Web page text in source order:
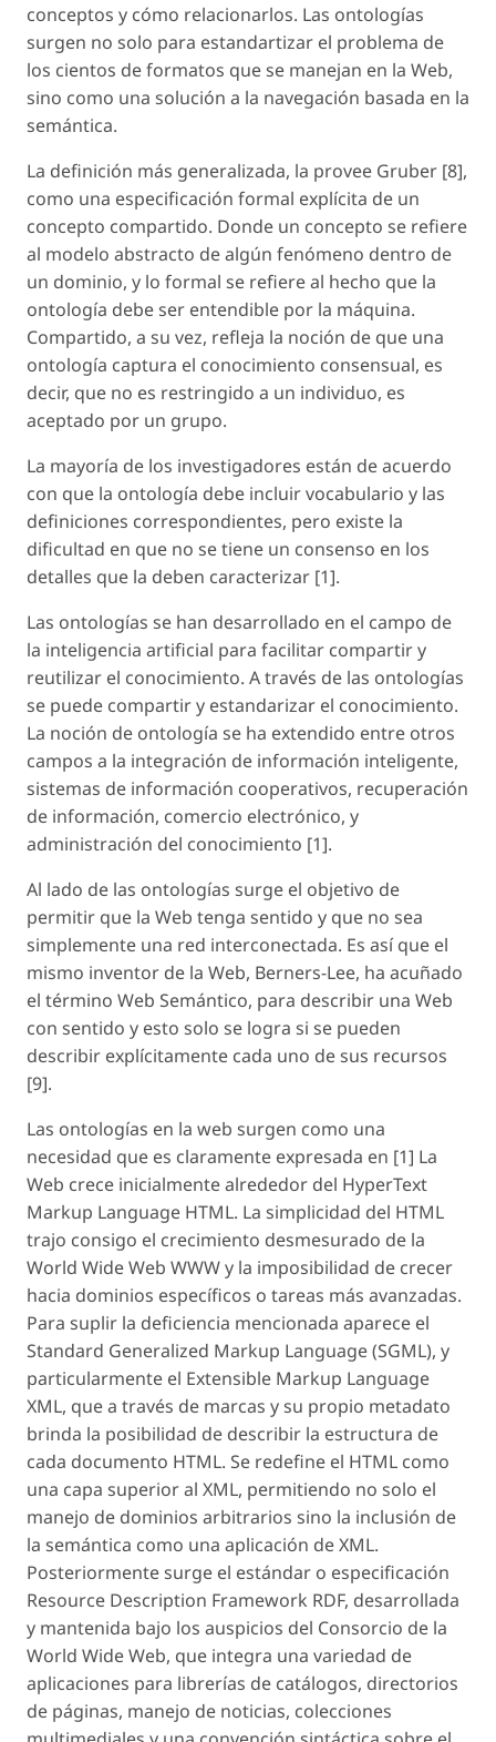
conceptos y cómo relacionarlos. Las ontologías
surgen no solo para estandartizar el problema de
los cientos de formatos que se manejan en la Web,
sino como una solución a la navegación basada en la
semántica.
La definición más generalizada, la provee Gruber [8],
como una especificación formal explícita de un
concepto compartido. Donde un concepto se refiere
al modelo abstracto de algún fenómeno dentro de
un dominio, y lo formal se refiere al hecho que la
ontología debe ser entendible por la máquina.
Compartido, a su vez, refleja la noción de que una
ontología captura el conocimiento consensual, es
decir, que no es restringido a un individuo, es
aceptado por un grupo.
La mayoría de los investigadores están de acuerdo
con que la ontología debe incluir vocabulario y las
definiciones correspondientes, pero existe la
dificultad en que no se tiene un consenso en los
detalles que la deben caracterizar [1].
Las ontologías se han desarrollado en el campo de
la inteligencia artificial para facilitar compartir y
reutilizar el conocimiento. A través de las ontologías
se puede compartir y estandarizar el conocimiento.
La noción de ontología se ha extendido entre otros
campos a la integración de información inteligente,
sistemas de información cooperativos, recuperación
de información, comercio electrónico, y
administración del conocimiento [1].
Al lado de las ontologías surge el objetivo de
permitir que la Web tenga sentido y que no sea
simplemente una red interconectada. Es así que el
mismo inventor de la Web, Berners-Lee, ha acuñado
el término Web Semántico, para describir una Web
con sentido y esto solo se logra si se pueden
describir explícitamente cada uno de sus recursos
[9].
Las ontologías en la web surgen como una
necesidad que es claramente expresada en [1] La
Web crece inicialmente alrededor del HyperText
Markup Language HTML. La simplicidad del HTML
trajo consigo el crecimiento desmesurado de la
World Wide Web WWW y la imposibilidad de crecer
hacia dominios específicos o tareas más avanzadas.
Para suplir la deficiencia mencionada aparece el
Standard Generalized Markup Language (SGML), y
particularmente el Extensible Markup Language
XML, que a través de marcas y su propio metadato
brinda la posibilidad de describir la estructura de
cada documento HTML. Se redefine el HTML como
una capa superior al XML, permitiendo no solo el
manejo de dominios arbitrarios sino la inclusión de
la semántica como una aplicación de XML.
Posteriormente surge el estándar o especificación
Resource Description Framework RDF, desarrollada
y mantenida bajo los auspicios del Consorcio de la
World Wide Web, que integra una variedad de
aplicaciones para librerías de catálogos, directorios
de páginas, manejo de noticias, colecciones